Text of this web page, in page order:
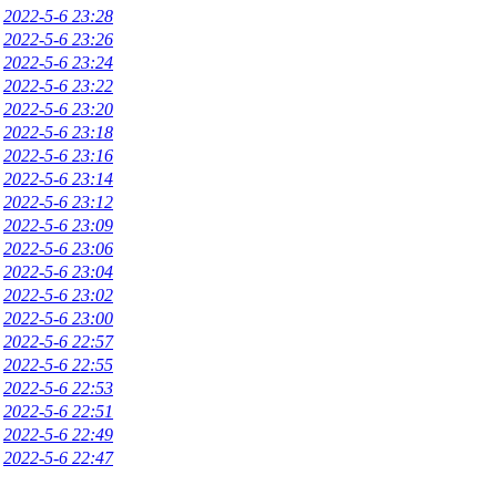
2022-5-6 23:28
2022-5-6 23:26
2022-5-6 23:24
2022-5-6 23:22
2022-5-6 23:20
2022-5-6 23:18
2022-5-6 23:16
2022-5-6 23:14
2022-5-6 23:12
2022-5-6 23:09
2022-5-6 23:06
2022-5-6 23:04
2022-5-6 23:02
2022-5-6 23:00
2022-5-6 22:57
2022-5-6 22:55
2022-5-6 22:53
2022-5-6 22:51
2022-5-6 22:49
2022-5-6 22:47